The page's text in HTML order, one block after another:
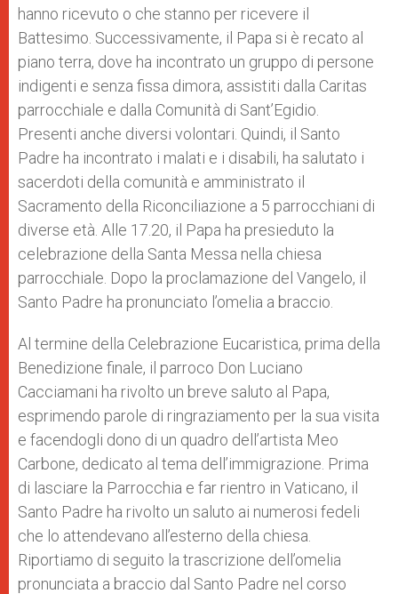
hanno ricevuto o che stanno per ricevere il
Battesimo. Successivamente, il Papa si è recato al
piano terra, dove ha incontrato un gruppo di persone
indigenti e senza fissa dimora, assistiti dalla Caritas
parrocchiale e dalla Comunità di Sant’Egidio.
Presenti anche diversi volontari. Quindi, il Santo
Padre ha incontrato i malati e i disabili, ha salutato i
sacerdoti della comunità e amministrato il
Sacramento della Riconciliazione a 5 parrocchiani di
diverse età. Alle 17.20, il Papa ha presieduto la
celebrazione della Santa Messa nella chiesa
parrocchiale. Dopo la proclamazione del Vangelo, il
Santo Padre ha pronunciato l’omelia a braccio.
Al termine della Celebrazione Eucaristica, prima della
Benedizione finale, il parroco Don Luciano
Cacciamani ha rivolto un breve saluto al Papa,
esprimendo parole di ringraziamento per la sua visita
e facendogli dono di un quadro dell’artista Meo
Carbone, dedicato al tema dell’immigrazione. Prima
di lasciare la Parrocchia e far rientro in Vaticano, il
Santo Padre ha rivolto un saluto ai numerosi fedeli
che lo attendevano all’esterno della chiesa.
Riportiamo di seguito la trascrizione dell’omelia
pronunciata a braccio dal Santo Padre nel corso